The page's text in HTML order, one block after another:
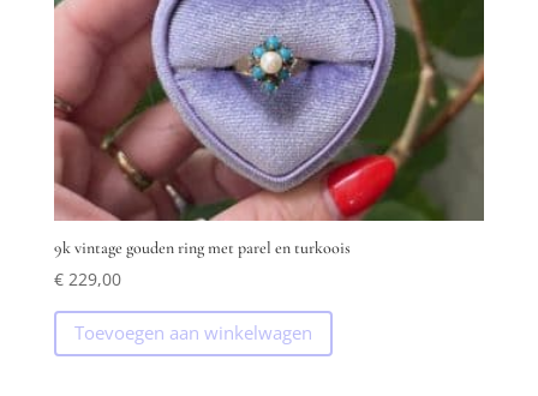
9k vintage gouden ring met parel en turkoois
€229,00
Toevoegen aan winkelwagen